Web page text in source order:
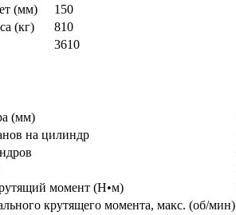
(мм)
150
(кг)
810
3610
(мм)
на цилиндр
момент (Н•м)
крутящего момента, макс. (об/мин)